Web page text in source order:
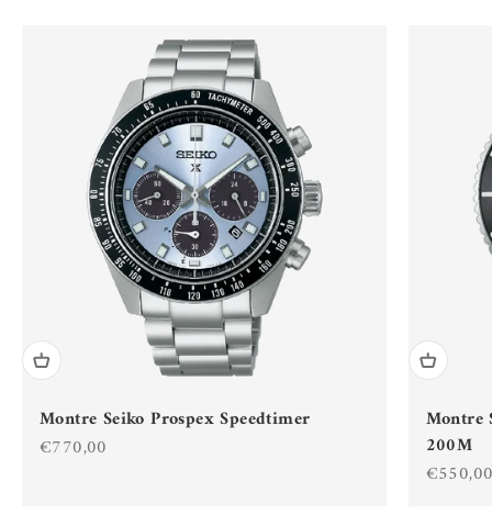
Montre Seiko Prospex Speedtimer
Prix de vente
€770,00
Montre
200M
Prix de